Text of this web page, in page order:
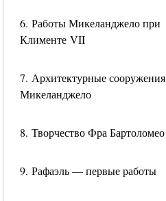
6. Работы Микеланджело при
Клименте VII
7. Архитектурные сооружения
Микеланджело
8. Творчество Фра Бартоломео
9. Рафаэль — первые работы